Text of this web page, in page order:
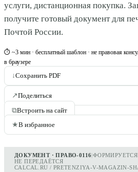
услуги, дистанционная покупка.
получите готовый документ для
Почтой России.
⏱ ~3 мин · бесплатный шаблон · не правовая
в браузере
↓Сохранить PDF
↗Поделиться
⧉Встроить на сайт
★В избранное
ДОКУМЕНТ · ПРАВО-0116|ФОРМИРУЕТСЯ
НЕ ПЕРЕДАЁТСЯ
CALCAL.RU / PRETENZIYA-V-MAGAZIN-